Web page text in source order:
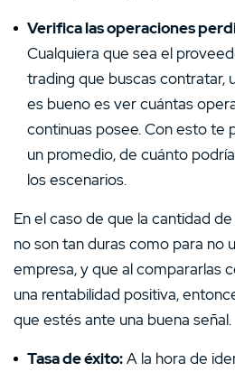
Verifica las operaciones
Cualquiera que sea el
trading que buscas contratar,
es bueno es ver cuántas
continuas posee. Con esto te
un promedio, de cuánto
los escenarios.
En el caso de que la cantidad
no son tan duras como para no
empresa, y que al compararlas
una rentabilidad positiva,
que estés ante una buena señal.
Tasa de éxito:A la hora de